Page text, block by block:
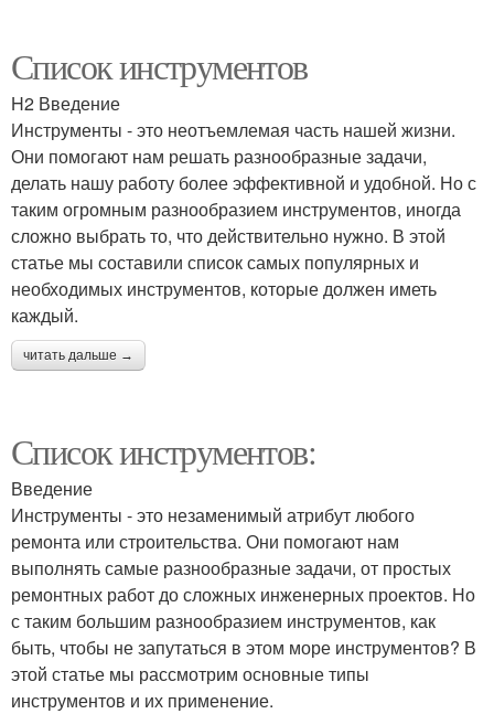
Список инструментов
H2 Введение
Инструменты - это неотъемлемая часть нашей жизни.
Они помогают нам решать разнообразные задачи,
делать нашу работу более эффективной и удобной. Но с
таким огромным разнообразием инструментов, иногда
сложно выбрать то, что действительно нужно. В этой
статье мы составили список самых популярных и
необходимых инструментов, которые должен иметь
каждый.
читать дальше →
Список инструментов:
Введение
Инструменты - это незаменимый атрибут любого
ремонта или строительства. Они помогают нам
выполнять самые разнообразные задачи, от простых
ремонтных работ до сложных инженерных проектов. Но
с таким большим разнообразием инструментов, как
быть, чтобы не запутаться в этом море инструментов? В
этой статье мы рассмотрим основные типы
инструментов и их применение.